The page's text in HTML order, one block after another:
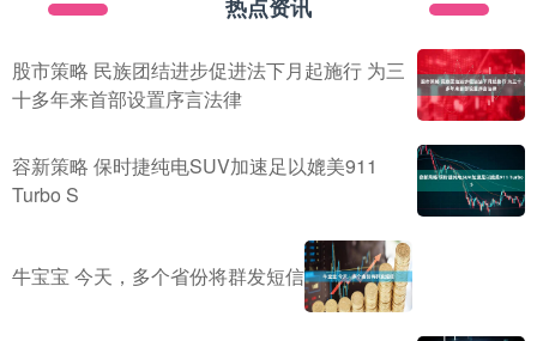
热点资讯
股市策略 民族团结进步促进法下月起施行 为三
十多年来首部设置序言法律
容新策略 保时捷纯电SUV加速足以媲美911
Turbo S
牛宝宝 今天，多个省份将群发短信